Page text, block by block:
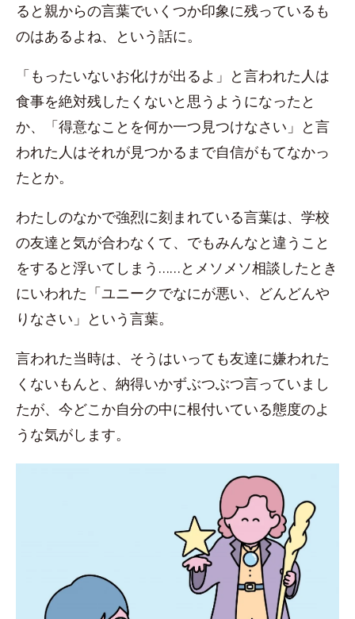
ると親からの言葉でいくつか印象に残っているも
のはあるよね、という話に。
「もったいないお化けが出るよ」と言われた人は
食事を絶対残したくないと思うようになったと
か、「得意なことを何か一つ見つけなさい」と言
われた人はそれが見つかるまで自信がもてなかっ
たとか。
わたしのなかで強烈に刻まれている言葉は、学校
の友達と気が合わなくて、でもみんなと違うこと
をすると浮いてしまう……とメソメソ相談したとき
にいわれた「ユニークでなにが悪い、どんどんや
りなさい」という言葉。
言われた当時は、そうはいっても友達に嫌われた
くないもんと、納得いかずぶつぶつ言っていまし
たが、今どこか自分の中に根付いている態度のよ
うな気がします。